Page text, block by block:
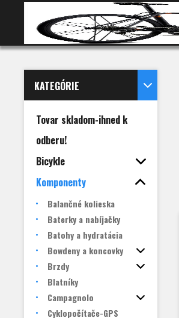
KATEGÓRIE
Tovar skladom-ihned k
odberu!
Bicykle
Komponenty
Balančné kolieska
Baterky a nabíjačky
Batohy a hydratácia
Bowdeny a koncovky
Brzdy
Blatníky
Campagnolo
Cyklopočítače-GPS